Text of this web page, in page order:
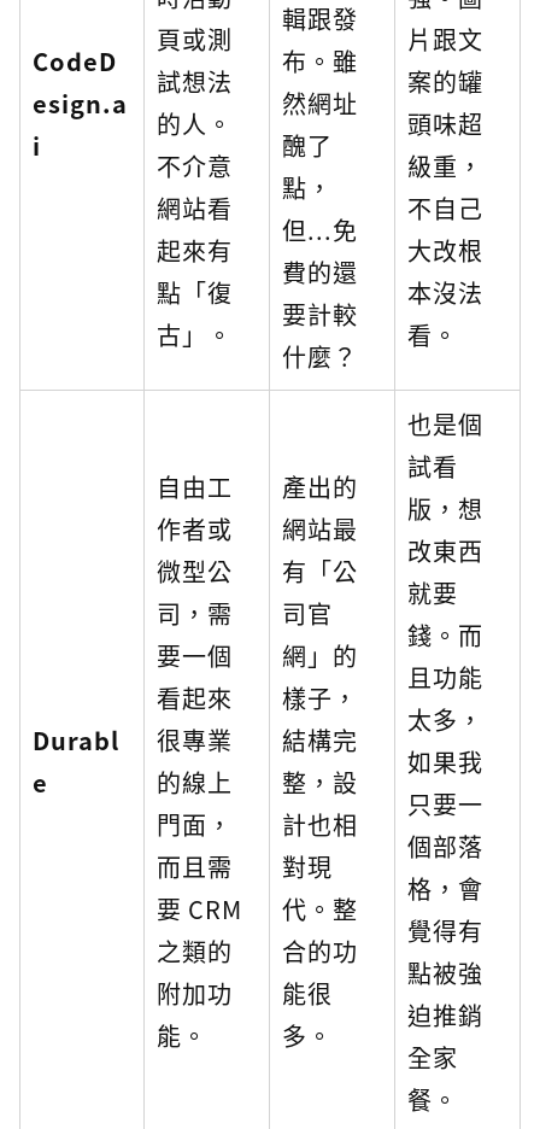
CodeD
esign.a
i
頁或測
試想法
的人。
不介意
網站看
起來有
點「復
古」。
輯跟發
布。雖
然網址
醜了
點，
但...免
費的還
要計較
什麼？
片跟文
案的罐
頭味超
級重，
不自己
大改根
本沒法
看。
Durabl
e
自由工
作者或
微型公
司，需
要一個
看起來
很專業
的線上
門面，
而且需
要 CRM
之類的
附加功
能。
產出的
網站最
有「公
司官
網」的
樣子，
結構完
整，設
計也相
對現
代。整
合的功
能很
多。
也是個
試看
版，想
改東西
就要
錢。而
且功能
太多，
如果我
只要一
個部落
格，會
覺得有
點被強
迫推銷
全家
餐。